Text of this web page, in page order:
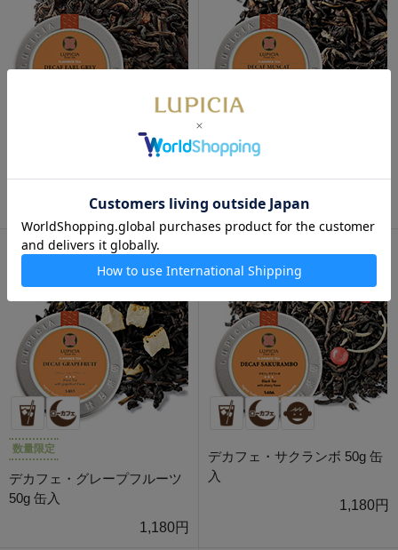
デカフェ・アールグレイ 50g
缶入
1,180円
デカフェ・マスカット 50g 缶
入
数量限定
デカフェ・グレープフルーツ
50g 缶入
1,180円
デカフェ・サクランボ 50g 缶
入
1,180円